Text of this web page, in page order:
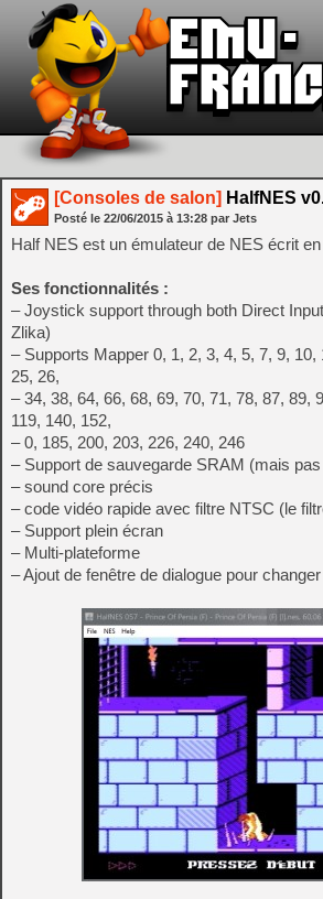
[Consoles de salon] HalfNES
Posté le 22/06/2015 à 13:28 par Jets
Half NES est un émulateur de NES écrit
Ses fonctionnalités :
– Joystick support through both Direct
Zlika)
– Supports Mapper 0, 1, 2, 3, 4, 5, 7, 9, 10,
25, 26,
– 34, 38, 64, 66, 68, 69, 70, 71, 78, 87, 89,
119, 140, 152,
– 0, 185, 200, 203, 226, 240, 246
– Support de sauvegarde SRAM (mais
– sound core précis
– code vidéo rapide avec filtre NTSC (le
– Support plein écran
– Multi-plateforme
– Ajout de fenêtre de dialogue pour